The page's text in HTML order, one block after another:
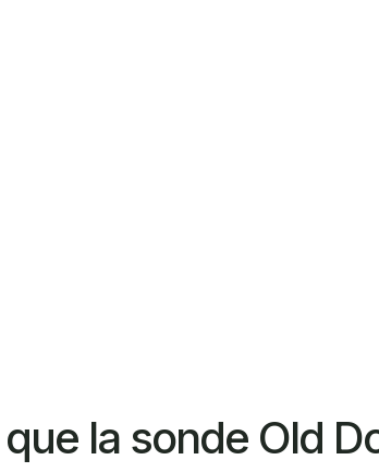
la sonde Old